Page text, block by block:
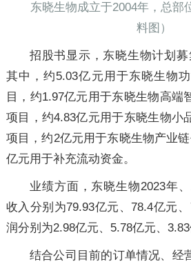
东晓生物成立于2004年，总部
料图）
招股书显示，东晓生物计划募
其中，约5.03亿元用于东晓生物
目，约1.97亿元用于东晓生物高端
项目，约4.83亿元用于东晓生物小
项目，约2亿元用于东晓生物产业
亿元用于补充流动资金。
业绩方面，东晓生物2023年
收入分别为79.93亿元、78.4亿元
润分别为2.98亿元、5.78亿元、3.83
结合公司目前的订单情况、经